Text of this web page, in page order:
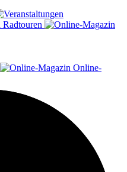
Radtouren
Online-